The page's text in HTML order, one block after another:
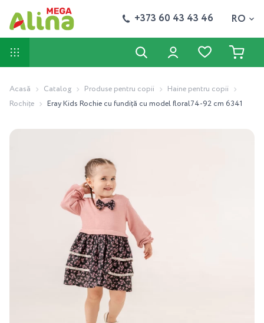
+373 60 43 43 46 RO
Acasă Catalog Produse pentru copii
Haine pentru copii
Rochiţe
Eray Kids Rochie cu fundiță cu model floral74-92 cm 6341